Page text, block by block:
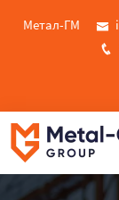
Метал-ГМ